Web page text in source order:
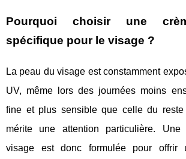
Pourquoi choisir une
spécifique pour le visage ?
La peau du visage est constamment
UV, même lors des journées moins
fine et plus sensible que celle du
mérite une attention particulière. Une
visage est donc formulée pour offrir